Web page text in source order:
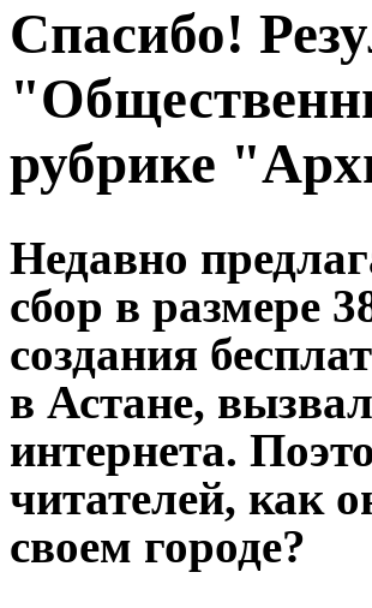
Спасибо!
рубрике
Недавно
сбор в размере
создания
в Астане,
интернета.
читателей, как
своем городе?